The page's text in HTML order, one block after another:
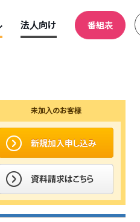
法人向け 番組表
未加入のお客様